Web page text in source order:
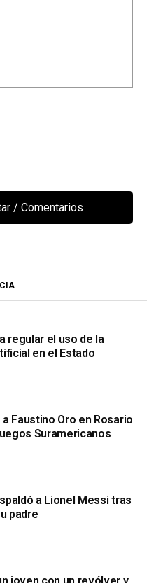
regular el uso de la
en el Estado
Faustino Oro en Rosario
Suramericanos
a Lionel Messi tras
padre
joven con un revólver y